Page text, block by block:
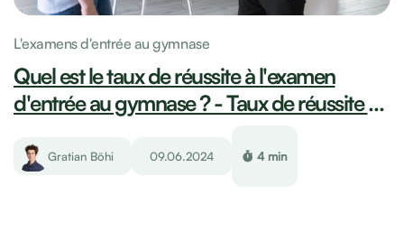
L'examens d'entrée au gymnase
Quel est le taux de réussite à l'examen
d'entrée au gymnase ? - Taux de réussite et
Gratian Böhi 09.06.2024 4 min